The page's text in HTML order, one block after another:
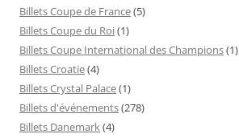
Billets Coupe de France(5)
Billets Coupe du Roi(1)
Billets Coupe International des Champions(1)
Billets Croatie(4)
Billets Crystal Palace(1)
Billets d'événements(278)
Billets Danemark(4)